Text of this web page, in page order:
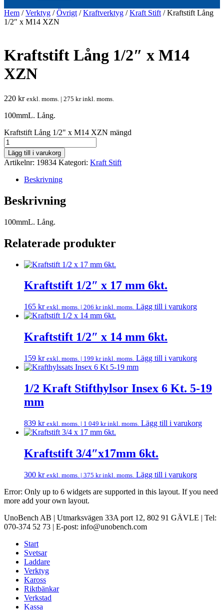
Hem /Verktyg /Övrigt /Kraftverktyg /Kraft Stift / Kraftstift Lång
1/2″ x M14 XZN
Kraftstift Lång 1/2″ x M14
XZN
220 kr exkl. moms. | 275 krinkl. moms.
100mmL. Lång.
Kraftstift Lång 1/2" x M14 XZN mängd
Lägg till i varukorg
Artikelnr: 19834 Kategori: Kraft Stift
Beskrivning
Beskrivning
100mmL. Lång.
Relaterade produkter
Kraftstift 1/2″ x 17 mm 6kt.
165 kr exkl. moms. | 206 krinkl. moms. Lägg till i varukorg
Kraftstift 1/2″ x 14 mm 6kt.
159 kr exkl. moms. | 199 krinkl. moms. Lägg till i varukorg
1/2 Kraft Stifthylsor Insex 6 Kt. 5-19
mm
839 kr exkl. moms. | 1 049 krinkl. moms. Lägg till i varukorg
Kraftstift 3/4″x17mm 6kt.
300 kr exkl. moms. | 375 krinkl. moms. Lägg till i varukorg
Error: Only up to 6 widgets are supported in this layout. If you need
more add your own layout.
UnoBench AB | Utmarksvägen 33A port 12, 802 91 GÄVLE | Tel:
070-374 52 73 | E-post: info@unobench.com
Start
Svetsar
Laddare
Verktyg
Kaross
Riktbänkar
Verkstad
Kassa